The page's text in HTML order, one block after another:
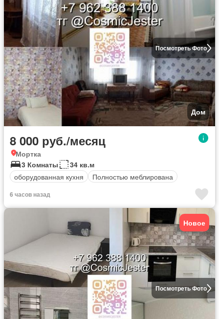
Посмотреть Фото
Дом
8 000 руб./месяц
Мортка
3 Комнаты
34 кв.м
оборудованная кухня
Полностью меблирована
6 часов назад
Посмотреть Фото
Новое